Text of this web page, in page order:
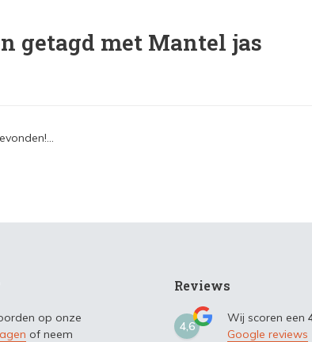
getagd met Mantel jas
op onze
of neem
Reviews
4,6
Wij scoren een
Google reviews